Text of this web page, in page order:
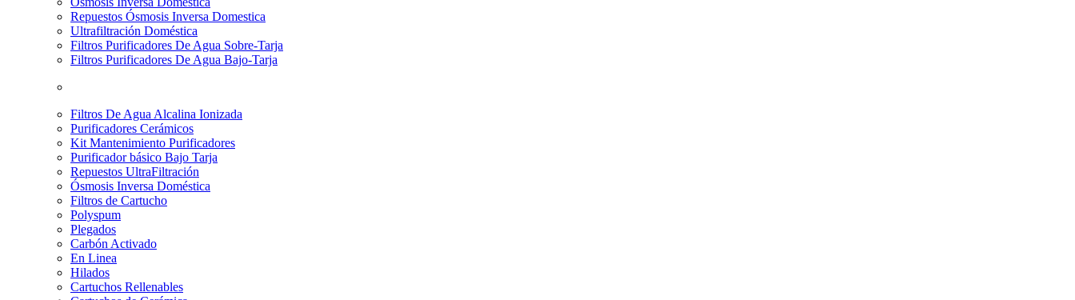
Repuestos Ósmosis Inversa Domestica
Ultrafiltración Doméstica
Filtros Purificadores De Agua Sobre-Tarja
Filtros Purificadores De Agua Bajo-Tarja
Filtros De Agua Alcalina Ionizada
Purificadores Cerámicos
Kit Mantenimiento Purificadores
Purificador básico Bajo Tarja
Repuestos UltraFiltración
Ósmosis Inversa Doméstica
Filtros de Cartucho
Polyspum
Plegados
Carbón Activado
En Linea
Hilados
Cartuchos Rellenables